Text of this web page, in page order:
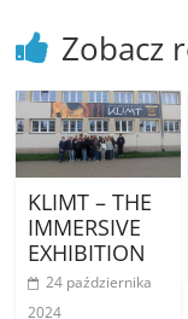
Zobacz
KLIMT – THE
IMMERSIVE
EXHIBITION
24 października
2024